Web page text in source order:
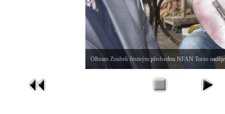
Olbram Zoubek čestným předsedou NFAN Torzo